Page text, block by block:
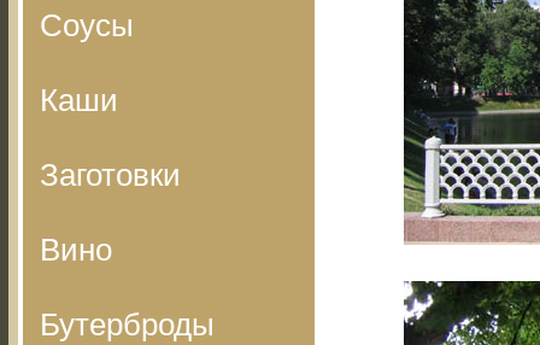
Соусы
Каши
Заготовки
Вино
Бутерброды